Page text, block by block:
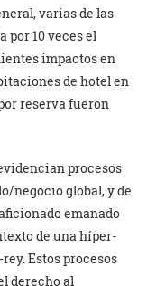
varias de las
por 10 veces el
impactos en
de hotel en
reserva fueron
procesos
negocio global, y de
emanado
de una híper-
Estos procesos
derecho al